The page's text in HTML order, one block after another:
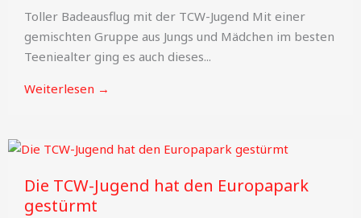
Toller Badeausflug mit der TCW-Jugend Mit einer
gemischten Gruppe aus Jungs und Mädchen im besten
Teeniealter ging es auch dieses...
Weiterlesen →
Die TCW-Jugend hat den Europapark
gestürmt